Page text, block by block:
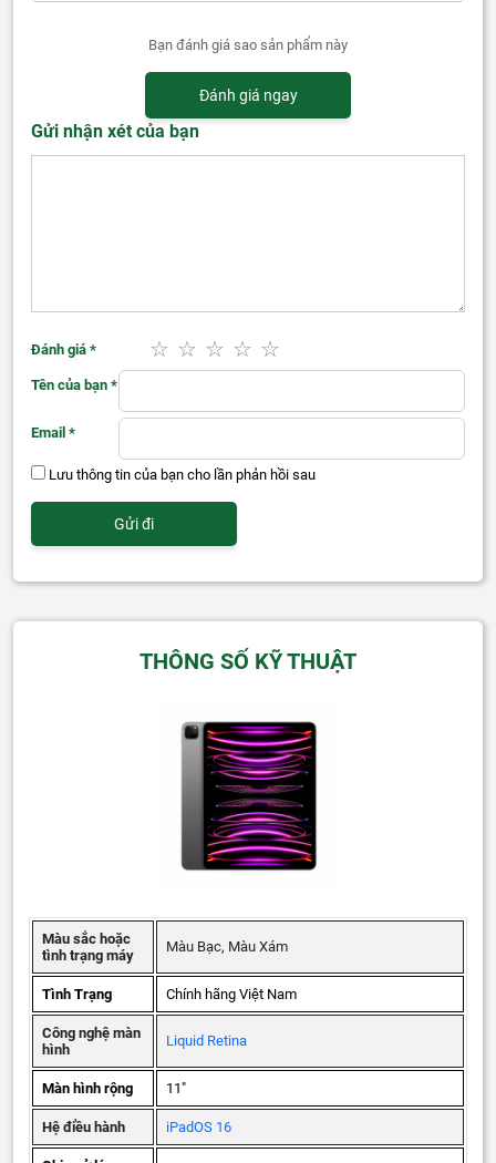
Bạn đánh giá sao sản phẩm này
Đánh giá ngay
Gửi nhận xét của bạn
Đánh giá *
Tên của bạn *
Email *
Lưu thông tin của bạn cho lần phản hồi sau
THÔNG SỐ KỸ THUẬT
Màu sắc hoặc
tình trạng máy
Màu Bạc, Màu Xám
Tình Trạng Chính hãng Việt Nam
Công nghệ màn
hình
Liquid Retina
Màn hình rộng 11"
Hệ điều hành iPadOS 16